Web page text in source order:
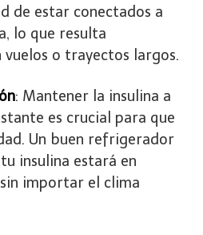
de estar conectados a
lo que resulta
o trayectos largos.
: Mantener la insulina a
es crucial para que
Un buen refrigerador
insulina estará en
importar el clima